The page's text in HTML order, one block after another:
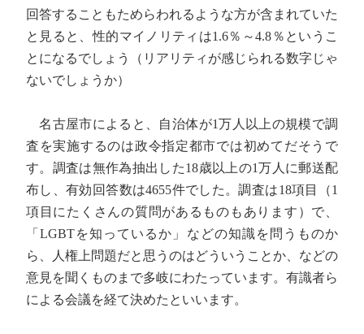
回答することもためらわれるような方が含まれていた
と見ると、性的マイノリティは1.6％～4.8％というこ
とになるでしょう（リアリティが感じられる数字じゃ
ないでしょうか）
名古屋市によると、自治体が1万人以上の規模で調
査を実施するのは政令指定都市では初めてだそうで
す。調査は無作為抽出した18歳以上の1万人に郵送配
布し、有効回答数は4655件でした。調査は18項目（1
項目にたくさんの質問があるものもあります）で、
「LGBTを知っているか」などの知識を問うものか
ら、人権上問題だと思うのはどういうことか、などの
意見を聞くものまで多岐にわたっています。有識者ら
による会議を経て決めたといいます。